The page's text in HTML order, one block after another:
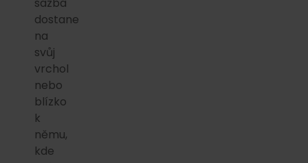
dostane
na
svůj
vrchol
nebo
blízko
k
němu,
kde